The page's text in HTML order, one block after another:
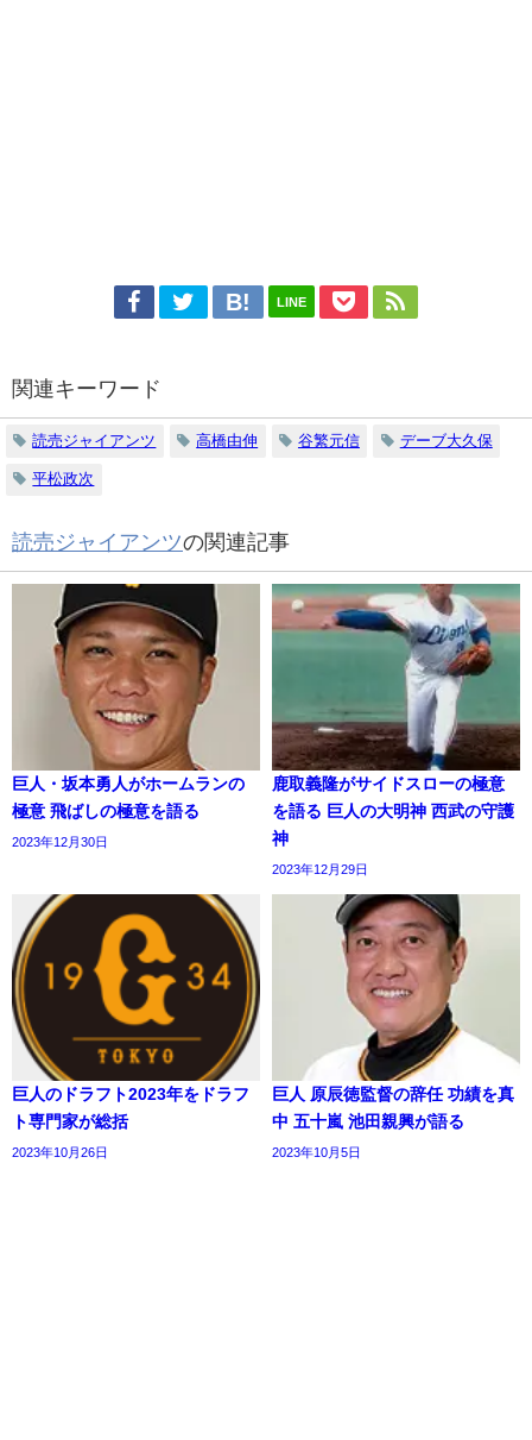
LINE
関連キーワード
読売ジャイアンツ 高橋由伸 谷繁元信 デーブ大久保
平松政次
読売ジャイアンツの関連記事
巨人・坂本勇人がホームランの
極意 飛ばしの極意を語る
2023年12月30日
鹿取義隆がサイドスローの極意
を語る 巨人の大明神 西武の守護
神
2023年12月29日
巨人のドラフト2023年をドラフ
ト専門家が総括
2023年10月26日
巨人 原辰徳監督の辞任 功績を真
中 五十嵐 池田親興が語る
2023年10月5日